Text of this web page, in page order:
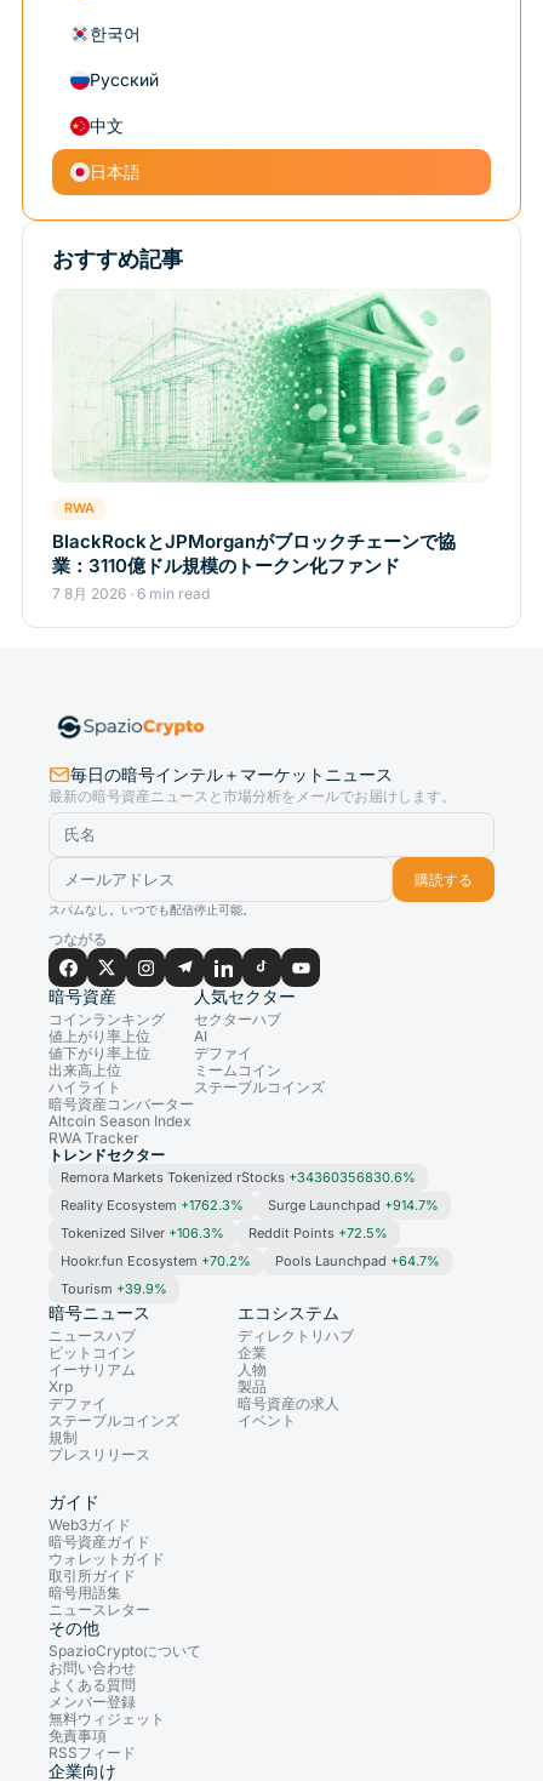
한국어
Русский
中文
日本語
おすすめ記事
RWA
BlackRockとJPMorganがブロックチェーンで協
業：3110億ドル規模のトークン化ファンド
7 8月 2026 · 6 min read
毎日の暗号インテル＋マーケットニュース
最新の暗号資産ニュースと市場分析をメールでお届けします。
購読する
スパムなし。いつでも配信停止可能。
つながる
暗号資産
コインランキング
値上がり率上位
値下がり率上位
出来高上位
ハイライト
暗号資産コンバーター
Altcoin Season Index
RWA Tracker
人気セクター
セクターハブ
AI
デファイ
ミームコイン
ステーブルコインズ
トレンドセクター
Remora Markets Tokenized rStocks +34360356830.6%
Reality Ecosystem +1762.3% Surge Launchpad +914.7%
Tokenized Silver +106.3% Reddit Points +72.5%
Hookr.fun Ecosystem +70.2% Pools Launchpad +64.7%
Tourism +39.9%
暗号ニュース
ニュースハブ
ビットコイン
イーサリアム
Xrp
デファイ
ステーブルコインズ
規制
プレスリリース
エコシステム
ディレクトリハブ
企業
人物
製品
暗号資産の求人
イベント
ガイド
Web3ガイド
暗号資産ガイド
ウォレットガイド
取引所ガイド
暗号用語集
ニュースレター
その他
SpazioCryptoについて
お問い合わせ
よくある質問
メンバー登録
無料ウィジェット
免責事項
RSSフィード
企業向け